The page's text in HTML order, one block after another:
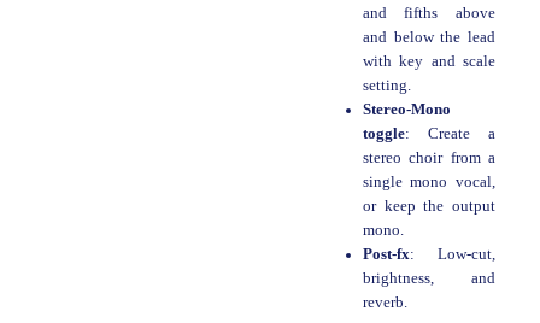
and fifths above
and below the lead
with key and scale
setting.
Stereo-Mono
toggle: Create a
stereo choir from a
single mono vocal,
or keep the output
mono.
Post-fx: Low-cut,
brightness, and
reverb.